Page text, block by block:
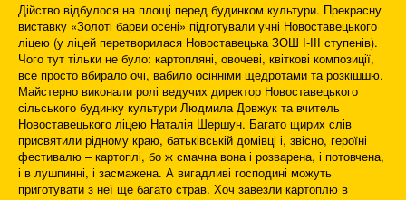
Дійство відбулося на площі перед будинком культури. Прекрасну
виставку «Золоті барви осені» підготували учні Новоставецького
ліцею (у ліцей перетворилася Новоставецька ЗОШ І-ІІІ ступенів).
Чого тут тільки не було: картопляні, овочеві, квіткові композиції,
все просто вбирало очі, вабило осінніми щедротами та розкішшю.
Майстерно виконали ролі ведучих директор Новоставецького
сільського будинку культури Людмила Довжук та вчитель
Новоставецького ліцею Наталія Шершун. Багато щирих слів
присвятили рідному краю, батьківській домівці і, звісно, героїні
фестивалю – картоплі, бо ж смачна вона і розварена, і потовчена,
і в лушпинні, і засмажена. А вигадливі господині можуть
приготувати з неї ще багато страв. Хоч завезли картоплю в